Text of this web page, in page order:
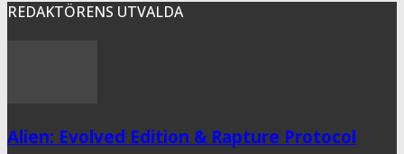
REDAKTÖRENS UTVALDA
Alien: Evolved Edition & Rapture Protocol